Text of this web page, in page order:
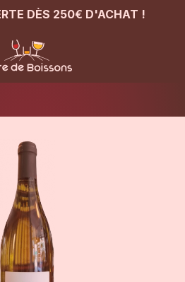
DÈS 250€ D'ACHAT !